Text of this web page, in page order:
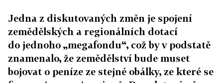
Jedna z diskutovaných změn je spojení
zemědělských a regionálních dotací
do jednoho „megafondu“, což by v podstatě
znamenalo, že zemědělství bude muset
bojovat o peníze ze stejné obálky, ze které se